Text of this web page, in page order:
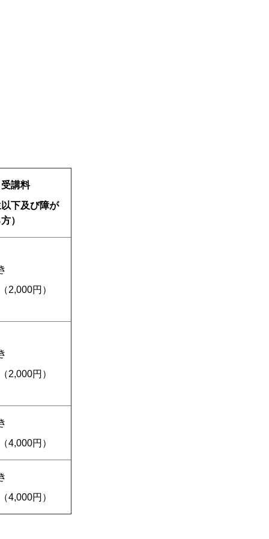
受講料
下及び障が
）
2,000円）
2,000円）
4,000円）
4,000円）